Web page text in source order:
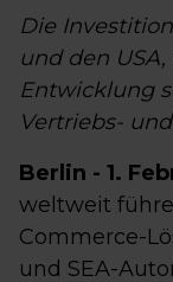
Die
und den
Entwicklung
Vertriebs-
Berlin - 1.
weltweit
Commerce-
und SEA-